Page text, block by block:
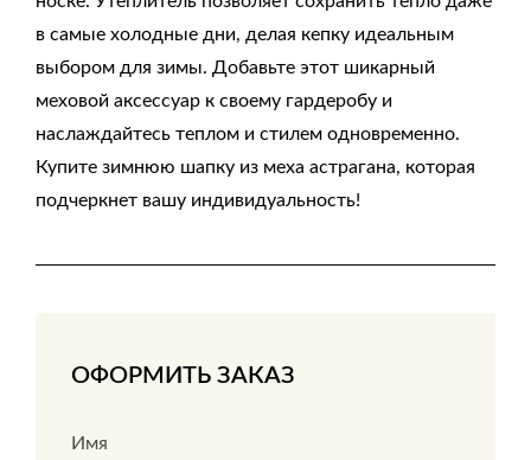
в самые холодные дни, делая кепку идеальным
выбором для зимы. Добавьте этот шикарный
меховой аксессуар к своему гардеробу и
наслаждайтесь теплом и стилем одновременно.
Купите зимнюю шапку из меха астрагана, которая
подчеркнет вашу индивидуальность!
ОФОРМИТЬ ЗАКАЗ